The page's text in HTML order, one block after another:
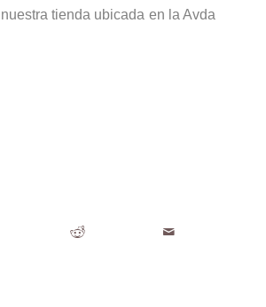
tienda ubicada en la Avda